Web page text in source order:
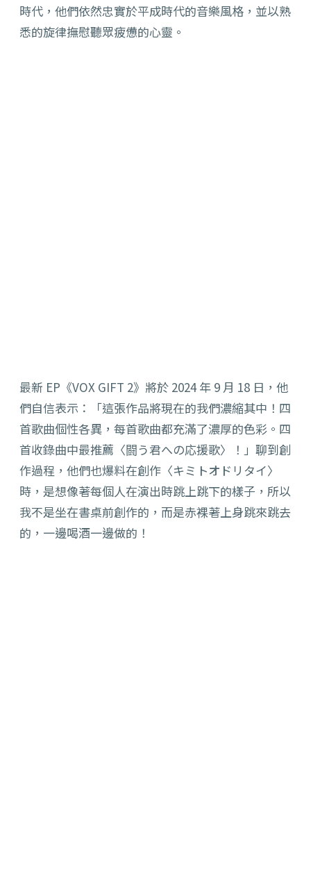
時代，他們依然忠實於平成時代的音樂風格，並以熟
悉的旋律撫慰聽眾疲憊的心靈。
最新 EP《VOX GIFT 2》將於 2024 年 9 月 18 日，他
們自信表示：「這張作品將現在的我們濃縮其中！四
首歌曲個性各異，每首歌曲都充滿了濃厚的色彩。四
首收錄曲中最推薦〈闘う君への応援歌〉！」聊到創
作過程，他們也爆料在創作〈キミトオドリタイ〉
時，是想像著每個人在演出時跳上跳下的樣子，所以
我不是坐在書桌前創作的，而是赤裸著上身跳來跳去
的，一邊喝酒一邊做的！